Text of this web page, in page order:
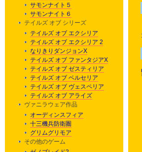
サモンナイト５
サモンナイト６
テイルズ オブ シリーズ
テイルズ オブ エクシリア
テイルズ オブ エクシリア 2
なりきりダンジョンX
テイルズ オブ ファンタジアX
テイルズ オブ ゼスティリア
テイルズ オブ ベルセリア
テイルズ オブ ヴェスペリア
テイルズ オブ アライズ
ヴァニラウェア作品
オーディンスフィア
十三機兵防衛圏
グリムグリモア
その他のゲーム